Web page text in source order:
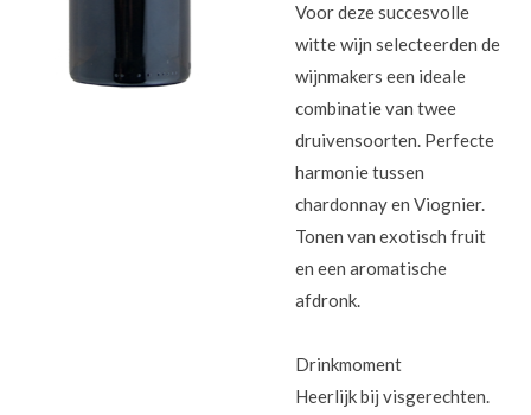
Voor deze succesvolle
witte wijn selecteerden de
wijnmakers een ideale
combinatie van twee
druivensoorten. Perfecte
harmonie tussen
chardonnay en Viognier.
Tonen van exotisch fruit
en een aromatische
afdronk.
Drinkmoment
Heerlijk bij visgerechten.